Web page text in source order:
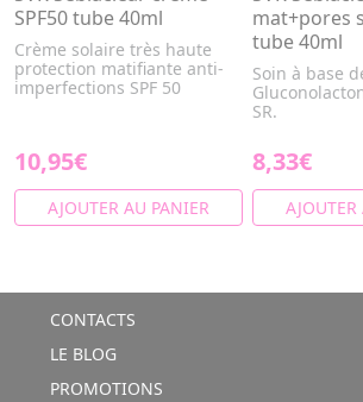
SPF50 tube 40ml
Crème solaire très haute
protection matifiante anti-
imperfections SPF 50
10,95€
AJOUTER AU PANIER
mat+pores
tube 40ml
Soin à base
SR.
8,33€
CONTACTS
LE BLOG
PROMOTIONS